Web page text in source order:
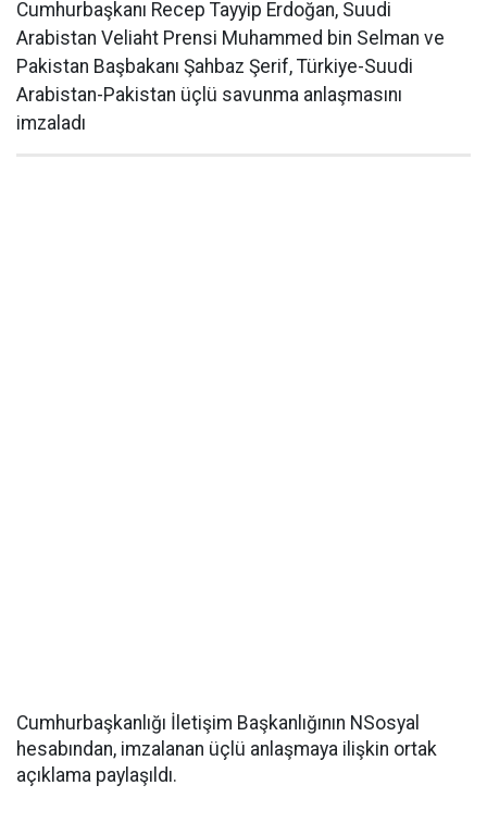
Cumhurbaşkanı Recep Tayyip Erdoğan, Suudi
Arabistan Veliaht Prensi Muhammed bin Selman ve
Pakistan Başbakanı Şahbaz Şerif, Türkiye-Suudi
Arabistan-Pakistan üçlü savunma anlaşmasını
imzaladı
Cumhurbaşkanlığı İletişim Başkanlığının NSosyal
hesabından, imzalanan üçlü anlaşmaya ilişkin ortak
açıklama paylaşıldı.